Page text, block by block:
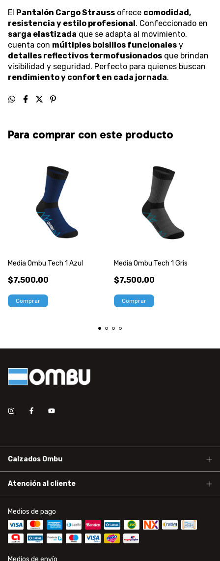
El Pantalón Cargo Strauss ofrece comodidad,
resistencia y estilo profesional. Confeccionado en
sarga elastizada que se adapta al movimiento,
cuenta con múltiples bolsillos funcionales y
detalles reflectivos termofusionados que brindan
visibilidad y seguridad. Perfecto para quienes buscan
rendimiento y confort en cada jornada.
Para comprar con este producto
Media Ombu Tech 1 Azul
$7.500,00
Comprar
Media Ombu Tech 1 Gris
$7.500,00
Comprar
Calzados Ombu
Atención al cliente
Medios de pago